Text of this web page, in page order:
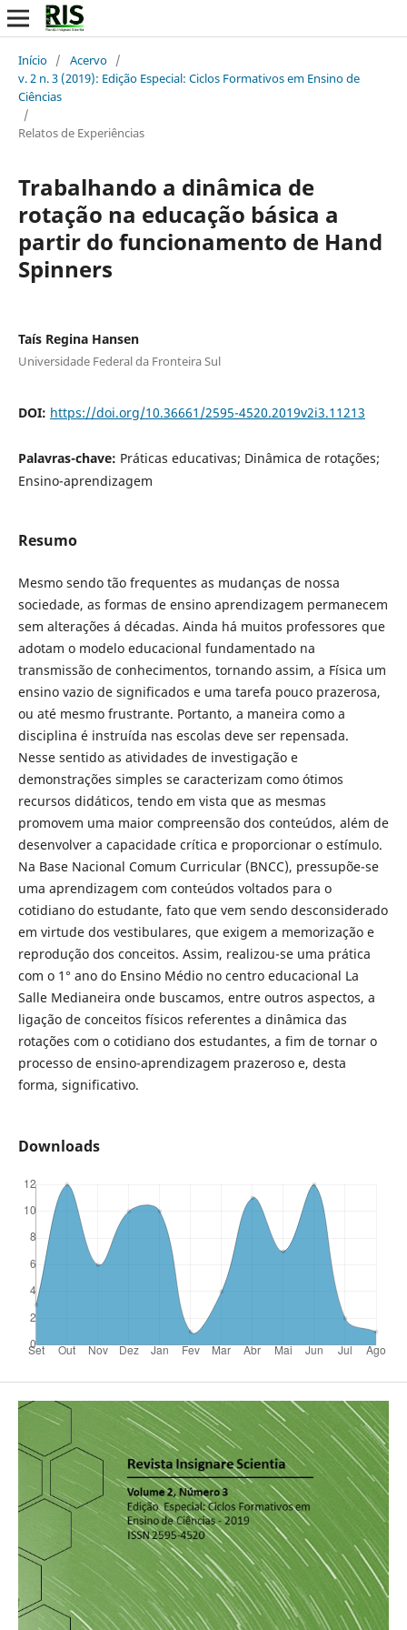
Início / Acervo /
v. 2 n. 3 (2019): Edição Especial: Ciclos Formativos em Ensino de
Ciências
/
Relatos de Experiências
Trabalhando a dinâmica de
rotação na educação básica a
partir do funcionamento de Hand
Spinners
Taís Regina Hansen
Universidade Federal da Fronteira Sul
DOI: https://doi.org/10.36661/2595-4520.2019v2i3.11213
Palavras-chave: Práticas educativas; Dinâmica de rotações;
Ensino-aprendizagem
Resumo
Mesmo sendo tão frequentes as mudanças de nossa
sociedade, as formas de ensino aprendizagem permanecem
sem alterações á décadas. Ainda há muitos professores que
adotam o modelo educacional fundamentado na
transmissão de conhecimentos, tornando assim, a Física um
ensino vazio de significados e uma tarefa pouco prazerosa,
ou até mesmo frustrante. Portanto, a maneira como a
disciplina é instruída nas escolas deve ser repensada.
Nesse sentido as atividades de investigação e
demonstrações simples se caracterizam como ótimos
recursos didáticos, tendo em vista que as mesmas
promovem uma maior compreensão dos conteúdos, além de
desenvolver a capacidade crítica e proporcionar o estímulo.
Na Base Nacional Comum Curricular (BNCC), pressupõe-se
uma aprendizagem com conteúdos voltados para o
cotidiano do estudante, fato que vem sendo desconsiderado
em virtude dos vestibulares, que exigem a memorização e
reprodução dos conceitos. Assim, realizou-se uma prática
com o 1° ano do Ensino Médio no centro educacional La
Salle Medianeira onde buscamos, entre outros aspectos, a
ligação de conceitos físicos referentes a dinâmica das
rotações com o cotidiano dos estudantes, a fim de tornar o
processo de ensino-aprendizagem prazeroso e, desta
forma, significativo.
Downloads